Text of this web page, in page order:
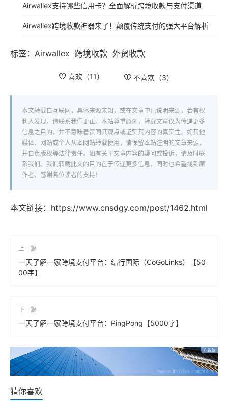
Airwallex支持哪些信用卡？全面解析跨境收款与支付渠道
Airwallex跨境收款神器来了！颠覆传统支付的强大平台解析
标签： Airwallex 跨境收款 外贸收款
喜欢（11） 不喜欢（3）
本文转载自互联网，具体来源未知，或在文章中已说明来源，若有权
利人发现，请联系我们更正。本站尊重原创，转载文章仅为传递更多
信息之目的，并不意味着赞同其观点或证实其内容的真实性。如其他
媒体、网站或个人从本网站转载使用，请保留本站注明的文章来源，
并自负版权等法律责任。如有关于文章内容的疑问或投诉，请及时联
系我们。我们转载此文的目的在于传递更多信息，同时也希望找到原
作者，感谢各位读者的支持！
本文链接： https://www.cnsdgy.com/post/1462.html
上一篇
一天了解一家跨境支付平台：结行国际（CoGoLinks）【50
00字】
下一篇
一天了解一家跨境支付平台：PingPong【5000字】
猜你喜欢